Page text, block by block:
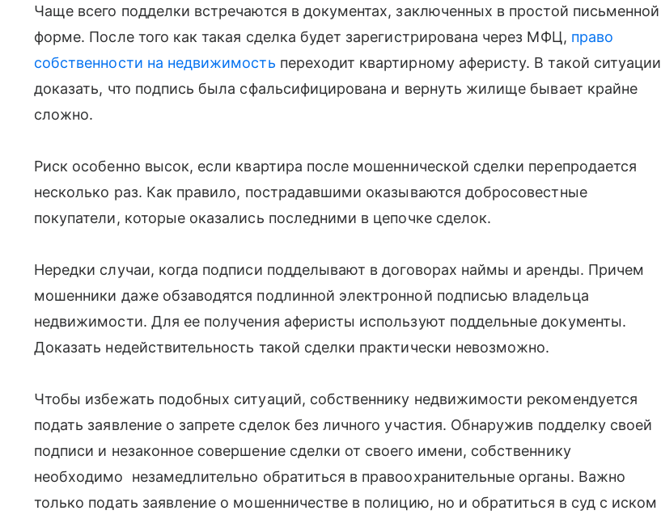
Чаще всего подделки встречаются в документах, заключенных в простой письменной
форме. После того как такая сделка будет зарегистрирована через МФЦ, право
собственности на недвижимость переходит квартирному аферисту. В такой ситуации
доказать, что подпись была сфальсифицирована и вернуть жилище бывает крайне
сложно.
Риск особенно высок, если квартира после мошеннической сделки перепродается
несколько раз. Как правило, пострадавшими оказываются добросовестные
покупатели, которые оказались последними в цепочке сделок.
Нередки случаи, когда подписи подделывают в договорах наймы и аренды. Причем
мошенники даже обзаводятся подлинной электронной подписью владельца
недвижимости. Для ее получения аферисты используют поддельные документы.
Доказать недействительность такой сделки практически невозможно.
Чтобы избежать подобных ситуаций, собственнику недвижимости рекомендуется
подать заявление о запрете сделок без личного участия. Обнаружив подделку своей
подписи и незаконное совершение сделки от своего имени, собственнику
необходимо незамедлительно обратиться в правоохранительные органы. Важно
только подать заявление о мошенничестве в полицию, но и обратиться в суд с иском